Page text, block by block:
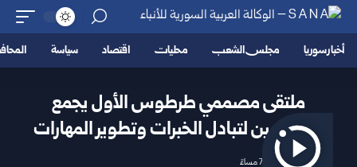
أخبار سوريا مجلس الشعب محليات اقتصاد سياسة
ملتقى مصممي طرطوس الأول يجمع
المختصين لتبادل الخبرات وتطوير ‏المهارات
2026/06/13 7:34 مساءً